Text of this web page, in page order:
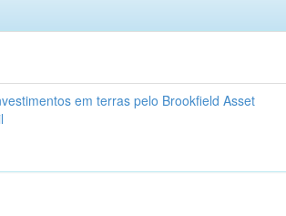
em terras pelo Brookfield Asset